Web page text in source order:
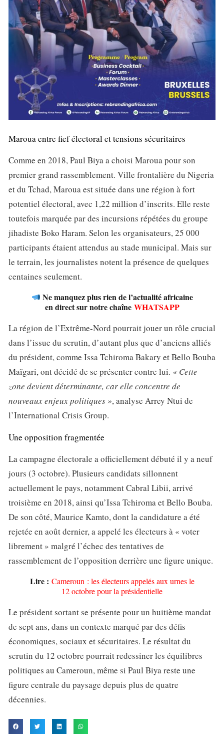
Maroua entre fief électoral et tensions sécuritaires
Comme en 2018, Paul Biya a choisi Maroua pour son
premier grand rassemblement. Ville frontalière du Nigeria
et du Tchad, Maroua est située dans une région à fort
potentiel électoral, avec 1,22 million d’inscrits. Elle reste
toutefois marquée par des incursions répétées du groupe
jihadiste Boko Haram. Selon les organisateurs, 25 000
participants étaient attendus au stade municipal. Mais sur
le terrain, les journalistes notent la présence de quelques
centaines seulement.
Ne manquez plus rien de l’actualité africaine
en direct sur notre chaîne WHATSAPP
La région de l’Extrême-Nord pourrait jouer un rôle crucial
dans l’issue du scrutin, d’autant plus que d’anciens alliés
du président, comme Issa Tchiroma Bakary et Bello Bouba
Maïgari, ont décidé de se présenter contre lui. « Cette
zone devient déterminante, car elle concentre de
nouveaux enjeux politiques », analyse Arrey Ntui de
l’International Crisis Group.
Une opposition fragmentée
La campagne électorale a officiellement débuté il y a neuf
jours (3 octobre). Plusieurs candidats sillonnent
actuellement le pays, notamment Cabral Libii, arrivé
troisième en 2018, ainsi qu’Issa Tchiroma et Bello Bouba.
De son côté, Maurice Kamto, dont la candidature a été
rejetée en août dernier, a appelé les électeurs à « voter
librement » malgré l’échec des tentatives de
rassemblement de l’opposition derrière une figure unique.
Lire : Cameroun : les électeurs appelés aux urnes le
12 octobre pour la présidentielle
Le président sortant se présente pour un huitième mandat
de sept ans, dans un contexte marqué par des défis
économiques, sociaux et sécuritaires. Le résultat du
scrutin du 12 octobre pourrait redessiner les équilibres
politiques au Cameroun, même si Paul Biya reste une
figure centrale du paysage depuis plus de quatre
décennies.